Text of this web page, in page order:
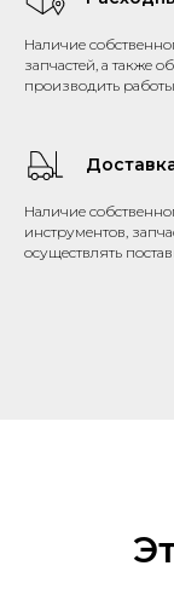
Наличие
запчастей, а также
производить
Наличие
инструментов,
осуществлять